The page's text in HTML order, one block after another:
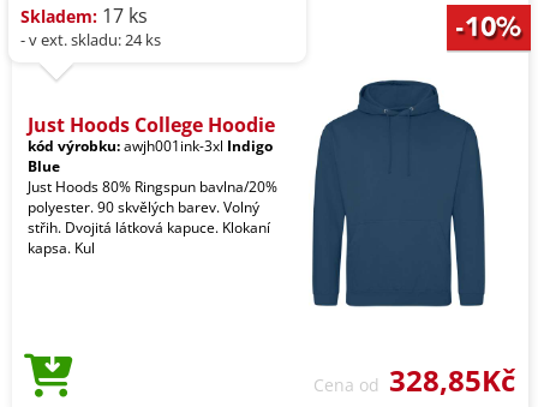
Skladem: 17 ks
- v ext. skladu: 24 ks
Just Hoods College Hoodie
kód výrobku:awjh001ink-3xl Indigo
Blue
Just Hoods 80% Ringspun bavlna/20%
polyester. 90 skvělých barev. Volný
střih. Dvojitá látková kapuce. Klokaní
kapsa. Kul
Cena od 328,85Kč